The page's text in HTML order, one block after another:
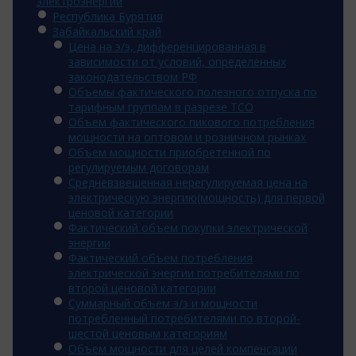
Республика Бурятия
Забайкальский край
Цена на э/э, дифференцированная в
зависимости от условий, определенных
законодательством РФ
Объемы фактического полезного отпуска по
тарифным группам в разрезе ТСО
Объем фактического пикового потребления
мощности на оптовом и розничном рынках
Объем мощности приобретенной по
регулируемым договорам
Средневзвешенная нерегулируемая цена на
электрическую энергию(мощность) для первой
ценовой категории
Фактический объем покупки электрической
энергии
Фактический объем потребления
электрической энергии потребителями по
второй ценовой категории
Суммарный объем э/э и мощности
потребленный потребителями по второй-
шестой ценовым категориям
Объем мощности для целей компенсации